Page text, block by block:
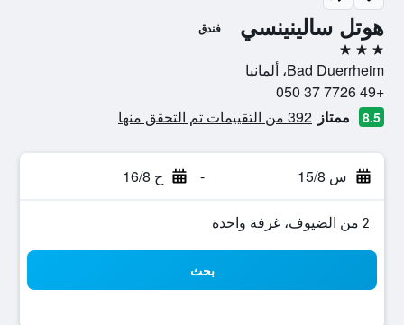
هوتل سالينينسي فندق
3 نجوم
Bad Duerrheim، ألمانيا
+49 7726 37 050
8.5 ممتاز 392 من التقييمات تم التحقق منها
س 15/8 - ح 16/8
2 من الضيوف، غرفة واحدة
بحث